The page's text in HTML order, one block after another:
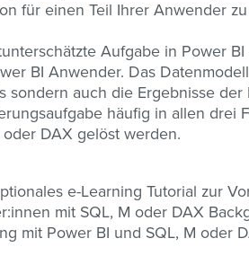
für einen Teil Ihrer Anwender
Aufgabe in Power
BI Anwender. Das
sondern auch die Ergebnisse
häufig in allen drei
DAX gelöst werden.
e-Learning Tutorial zur
mit SQL, M oder DAX
mit Power BI und SQL, M oder